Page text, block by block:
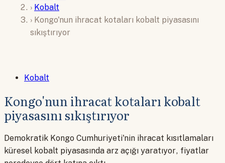
› Kobalt
› Kongo'nun ihracat kotaları kobalt piyasasını
sıkıştırıyor
Kobalt
Kongo'nun ihracat kotaları kobalt
piyasasını sıkıştırıyor
Demokratik Kongo Cumhuriyeti'nin ihracat kısıtlamaları
küresel kobalt piyasasında arz açığı yaratıyor, fiyatlar